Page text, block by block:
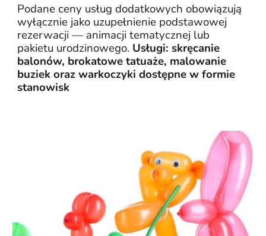
Podane ceny usług dodatkowych obowiązują
wyłącznie jako uzupełnienie podstawowej
rezerwacji — animacji tematycznej lub
pakietu urodzinowego. Usługi: skręcanie
balonów, brokatowe tatuaże, malowanie
buziek oraz warkoczyki dostępne w formie
stanowisk